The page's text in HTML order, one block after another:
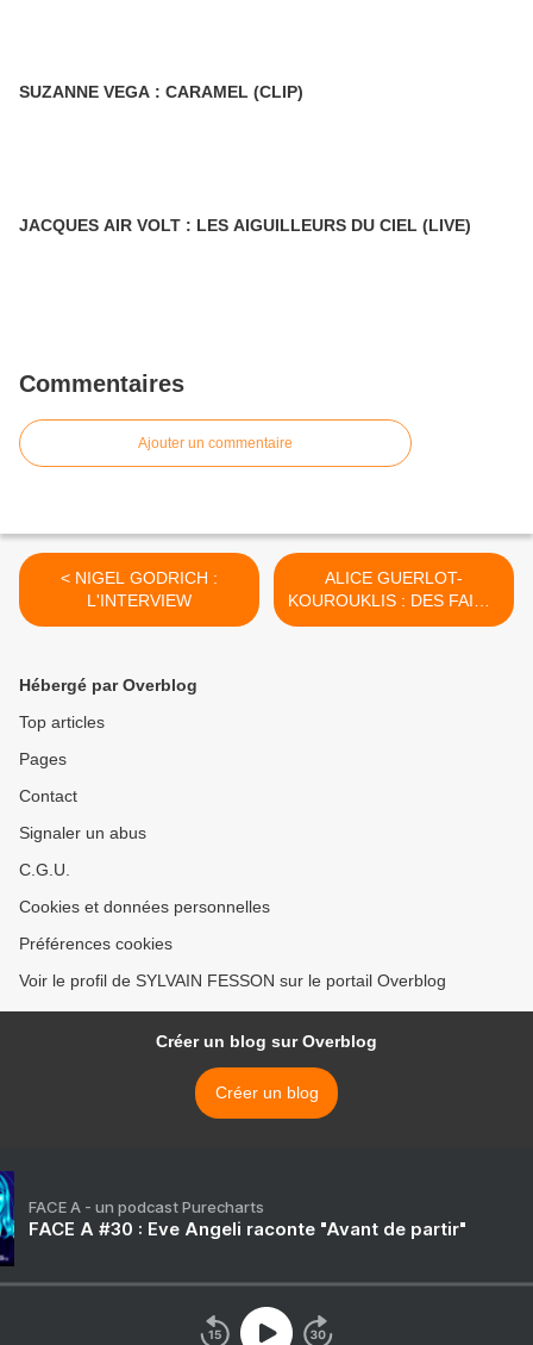
SUZANNE VEGA : CARAMEL (CLIP)
JACQUES AIR VOLT : LES AIGUILLEURS DU CIEL (LIVE)
Commentaires
Ajouter un commentaire
< NIGEL GODRICH :
L'INTERVIEW
ALICE GUERLOT-
KOUROUKLIS : DES FAITS,
RIEN QUE DES FAITS >
Hébergé par Overblog
Top articles
Pages
Contact
Signaler un abus
C.G.U.
Cookies et données personnelles
Préférences cookies
Voir le profil de SYLVAIN FESSON sur le portail Overblog
Créer un blog sur Overblog
Créer un blog
FACE A - un podcast Purecharts
FACE A #30 : Eve Angeli raconte "Avant de partir"